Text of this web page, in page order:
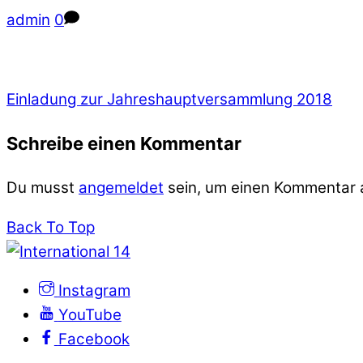
admin 0
Einladung zur Jahreshauptversammlung 2018
Schreibe einen Kommentar
Du musst angemeldet sein, um einen Kommentar
Back To Top
Instagram
YouTube
Facebook